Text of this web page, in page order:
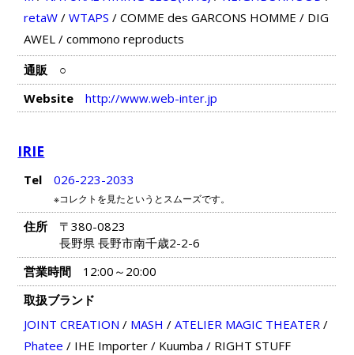
retaW/ WTAPS / COMME des GARCONS HOMME / DIG
AWEL/ commono reproducts
通販
○
Website
http://www.web-inter.jp
IRIE
Tel 026-223-2033
※コレクトを見たというとスムーズです。
住所
〒380-0823
長野県 長野市南千歳2-2-6
営業時間
12:00～20:00
取扱ブランド
JOINT CREATION / MASH / ATELIER MAGIC THEATER/
Phatee / IHE Importer/ Kuumba / RIGHT STUFF